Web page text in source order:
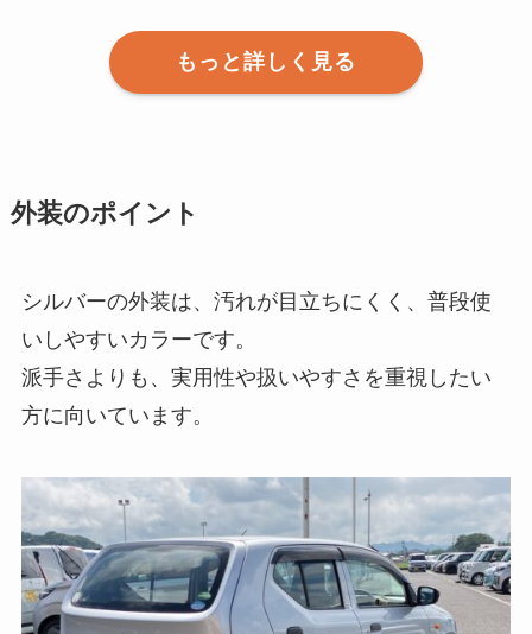
もっと詳しく見る
外装のポイント
シルバーの外装は、汚れが目立ちにくく、普段使
いしやすいカラーです。
派手さよりも、実用性や扱いやすさを重視したい
方に向いています。